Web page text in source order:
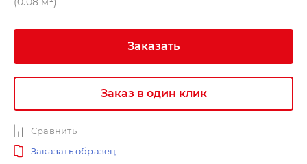
Заказать
Заказ в один клик
Сравнить
Заказать образец